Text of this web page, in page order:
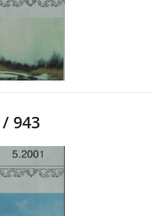
943